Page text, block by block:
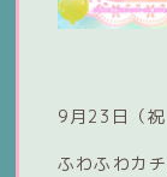
9月23日（祝
ふわふわカ